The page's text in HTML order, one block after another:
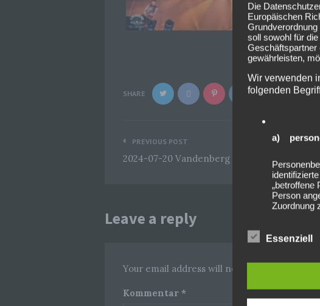
SHARE
Beitragsnavigation
PREVIOUS POST
2024-07-20 Vandenberg @Pyraser Classic
Leave a reply
Your email address will not be published.
Kommentar *
Die
Europäischen
soll sowohl für
Geschäftspartner
gewährleisten,
Wir verwenden
folgenden
a)
„betroffene
Person
Zuordnung
Essenziell